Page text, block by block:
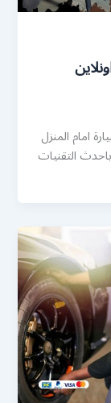
كراج اونلاين
امام المنزل
التقنيات